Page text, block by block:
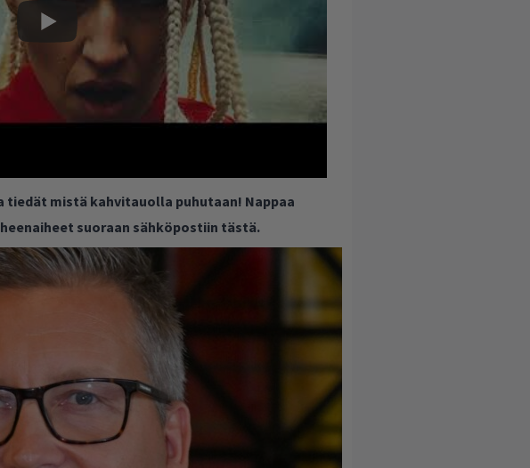
tiedät mistä kahvitauolla puhutaan! Nappaa
suoraan sähköpostiin tästä.